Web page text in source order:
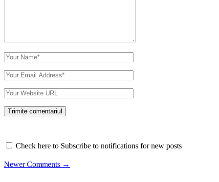
Check here to Subscribe to notifications for new posts
Comment
Newer Comments →